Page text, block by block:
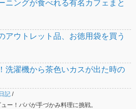
ニングが食べれる有名カフェまと
アウトレット品、お徳用袋を買う
洗濯機から茶色いカスが出た時の
記 /
ー！パパが手づかみ料理に挑戦。